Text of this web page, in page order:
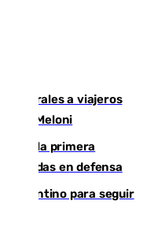
a viajeros
a Meloni
suma la primera
dudas en defensa
Infantino para seguir